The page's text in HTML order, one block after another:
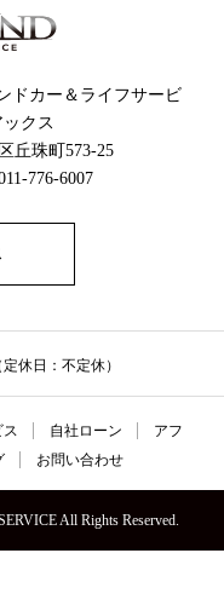
ドカー＆ライフサービ
クス
丘珠町573-25
776-6007
休日：不定休）
ス 自社ローン
アフ
お問い合わせ
All Rights Reserved.